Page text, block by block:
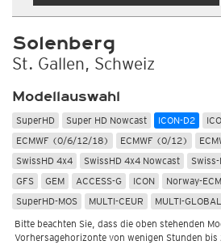
Solenberg
St. Gallen, Schweiz
Modellauswahl
SuperHD Super HD Nowcast ICON-D2
ECMWF (0/6/12/18)
ECMWF (0/12)
SwissHD 4x4
SwissHD 4x4 Nowcast Swiss-
GFS
GEM ACCESS-G ICON Norway-
SuperHD-MOS
MULTI-CEUR MULTI-GLOBAL
Bitte beachten Sie, dass die oben stehenden
Vorhersagehorizonte von wenigen Stunden bis